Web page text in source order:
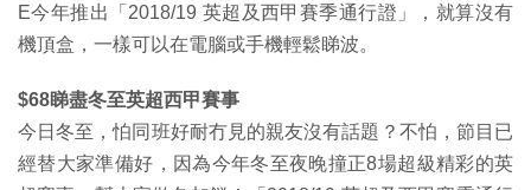
E今年推出「2018/19 英超及西甲賽季通行證」，就算沒有
機頂盒，一樣可以在電腦或手機輕鬆睇波。
$68睇盡冬至英超西甲賽事
今日冬至，怕同班好耐冇見的親友沒有話題？不怕，節目已
經替大家準備好，因為今年冬至夜晚撞正8場超級精彩的英